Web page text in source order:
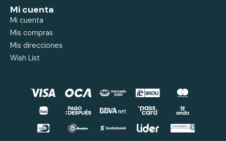
Mi cuenta
Mi cuenta
Mis compras
Mis direcciones
Wish List